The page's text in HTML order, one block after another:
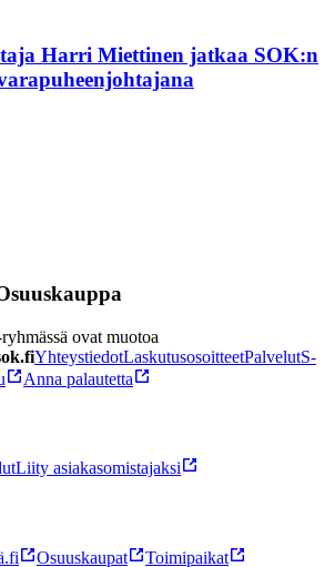
Harri Miettinen jatkaa SOK:n
ovat muotoa
YhteystiedotLaskutusosoitteetPalvelutS-
Anna palautetta
Liity asiakasomistajaksi
Osuuskaupat Toimipaikat